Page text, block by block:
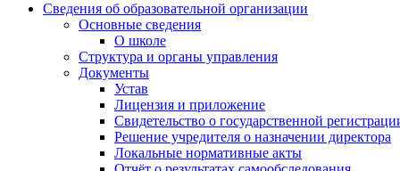
Сведения об образовательной организации
Основные сведения
О школе
Структура и органы управления
Документы
Устав
Лицензия и приложение
Свидетельство о государственной
Решение учредителя о назначении директора
Локальные нормативные акты